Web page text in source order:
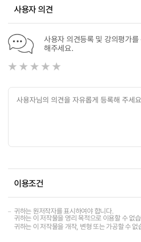
사용자 의견
사용자 의견등록 및 강의평가
해주세요.
이용조건
귀하는 원저작자를 표시하여야 합니다.
귀하는 이 저작물을 영리 목적으로 이용할 수 없
귀하는 이 저작물을 개작, 변형 또는 가공할 수 없